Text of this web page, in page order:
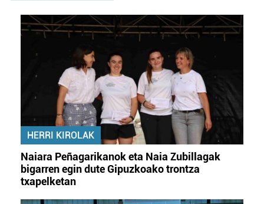
HERRI KIROLAK
Naiara Peñagarikanok eta Naia Zubillagak
bigarren egin dute Gipuzkoako trontza
txapelketan